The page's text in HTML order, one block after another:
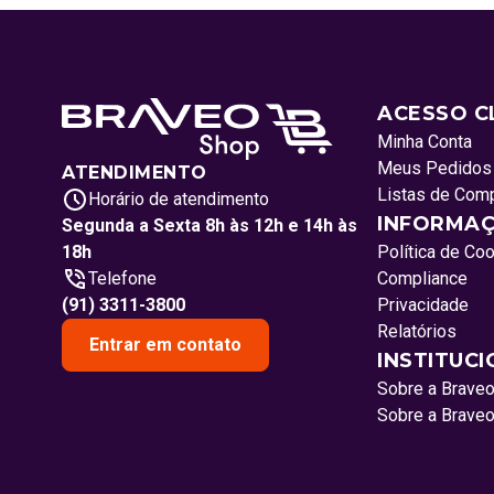
ATENDIMENTO
Horário de atendimento
Segunda a Sexta 8h às 12h e 14h às
18h
Telefone
(91) 3311-3800
Entrar em contato
ACESSO
Minha Conta
Meus Pedidos
Listas de
Política de
Compliance
Privacidade
Relatórios
Sobre a
Sobre a